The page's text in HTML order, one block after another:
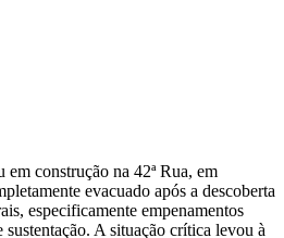
construção na 42ª Rua, em
evacuado após a descoberta
especificamente empenamentos
A situação crítica levou à